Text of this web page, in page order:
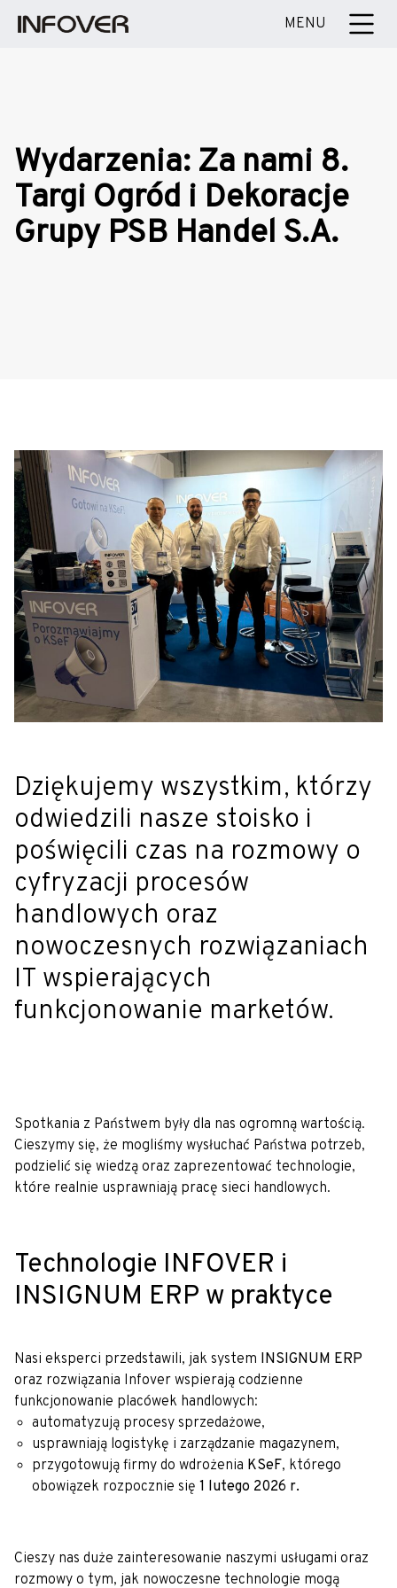
MENU
Wydarzenia: Za nami 8.
Targi Ogród i Dekoracje
Grupy PSB Handel S.A.
Dziękujemy wszystkim, którzy
odwiedzili nasze stoisko i
poświęcili czas na rozmowy o
cyfryzacji procesów
handlowych oraz
nowoczesnych rozwiązaniach
IT wspierających
funkcjonowanie marketów.
Spotkania z Państwem były dla nas ogromną wartością.
Cieszymy się, że mogliśmy wysłuchać Państwa potrzeb,
podzielić się wiedzą oraz zaprezentować technologie,
które realnie usprawniają pracę sieci handlowych.
Technologie INFOVER i
INSIGNUM ERP w praktyce
Nasi eksperci przedstawili, jak system INSIGNUM ERP
oraz rozwiązania Infover wspierają codzienne
funkcjonowanie placówek handlowych:
automatyzują procesy sprzedażowe,
usprawniają logistykę i zarządzanie magazynem,
przygotowują firmy do wdrożenia KSeF, którego
obowiązek rozpocznie się 1 lutego 2026 r.
Cieszy nas duże zainteresowanie naszymi usługami oraz
rozmowy o tym, jak nowoczesne technologie mogą